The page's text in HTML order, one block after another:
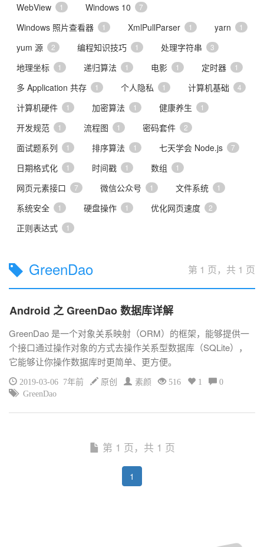
WebView 1 Windows 10 7
Windows 照片查看器 1 XmlPullParser 1 yarn 1
yum 源 2 编程知识技巧 1 处理字符串 3
地理坐标 1 递归算法 1 电影 1 定时器 1
多 Application 共存 1 个人隐私 1 计算机基础 4
计算机硬件 1 加密算法 1 健康养生 1
开发规范 1 流程图 1 密码套件 2
面试题系列 1 排序算法 1 七天学会 Node.js 7
日期格式化 1 时间戳 1 数组 1
网页元素接口 7 微信公众号 1 文件系统 1
系统安全 1 硬盘操作 1 优化网页速度 2
正则表达式 1
GreenDao 第 1 页，共 1 页
Android 之 GreenDao 数据库详解
GreenDao 是一个对象关系映射（ORM）的框架，能够提供一
个接口通过操作对象的方式去操作关系型数据库（SQLite），
它能够让你操作数据库时更简单、更方便。
2019-03-06 7年前 原创 素颜 516 1
0
GreenDao
第 1 页，共 1 页
1